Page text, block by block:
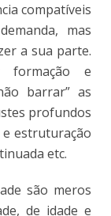
compatíveis
mas
a sua parte.
e
barrar” as
profundos
estruturação
etc.
são meros
de idade e